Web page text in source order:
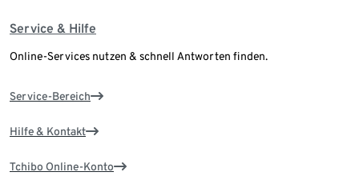
Service & Hilfe
Online-Services nutzen & schnell Antworten finden.
Service-Bereich
Hilfe & Kontakt
Tchibo Online-Konto